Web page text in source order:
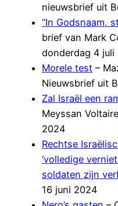
nieuwsbrief uit
“In Godsnaam,
brief van Mark
donderdag 4 juli
Morele test –
Nieuwsbrief uit
Zal Israël een
Meyssan
2024
Rechtse
‘volledige
soldaten zijn
16 juni 2024